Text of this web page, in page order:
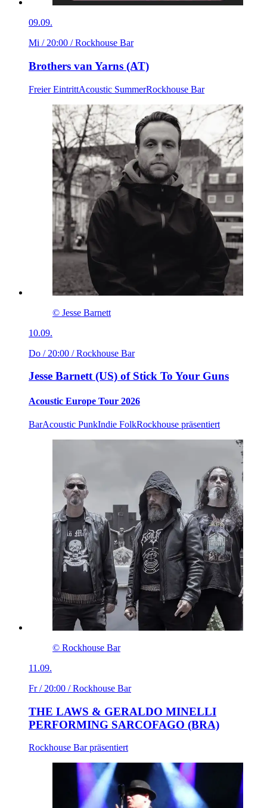
09.09.
Mi / 20:00 / Rockhouse Bar
Brothers van Yarns (AT)
Freier EintrittAcoustic SummerRockhouse Bar
© Jesse Barnett
10.09.
Do / 20:00 / Rockhouse Bar
Jesse Barnett (US) of Stick To Your Guns
Acoustic Europe Tour 2026
BarAcoustic PunkIndie FolkRockhouse präsentiert
© Rockhouse Bar
11.09.
Fr / 20:00 / Rockhouse Bar
THE LAWS & GERALDO MINELLI
PERFORMING SARCOFAGO (BRA)
Rockhouse Bar präsentiert